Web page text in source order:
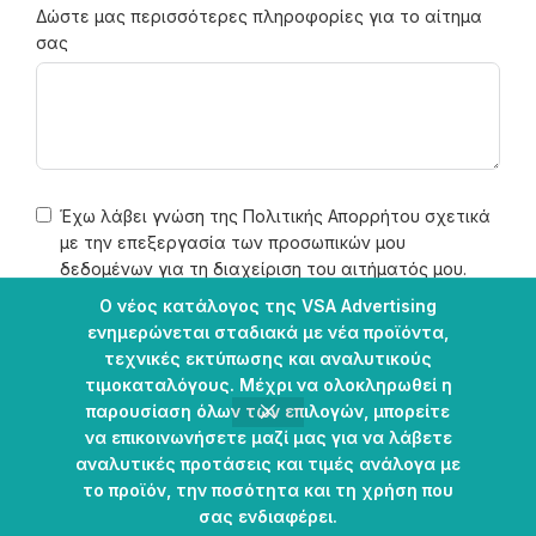
Ο νέος κατάλογος της VSA Advertising
ενημερώνεται σταδιακά με νέα προϊόντα,
τεχνικές εκτύπωσης και αναλυτικούς
τιμοκαταλόγους. Μέχρι να ολοκληρωθεί η
παρουσίαση όλων των επιλογών, μπορείτε
να επικοινωνήσετε μαζί μας για να λάβετε
αναλυτικές προτάσεις και τιμές ανάλογα με
το προϊόν, την ποσότητα και τη χρήση που
σας ενδιαφέρει.
Δώστε μας περισσότερες πληροφορίες για το αίτημα
σας
Έχω λάβει γνώση της Πολιτικής Απορρήτου σχετικά
με την επεξεργασία των προσωπικών μου
δεδομένων για τη διαχείριση του αιτήματός μου.
Θέλω να λαμβάνω μέσω email νέα προϊόντα,
επαγγελματικές λύσεις και προσφορές της VSA
Advertising.
Αποστολή